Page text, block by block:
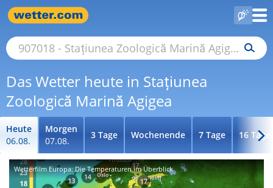
Das Wetter heute in Stațiunea
Zoologică Marină Agigea
Heute
06.08.
Morgen
07.08.
3 Tage Wochenende 7 Tage 16 Tage
Wetterfilm Europa: Die Temperaturen im Überblick